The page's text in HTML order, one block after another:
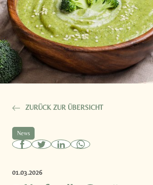
ZURÜCK ZUR ÜBERSICHT
News
01.03.2026